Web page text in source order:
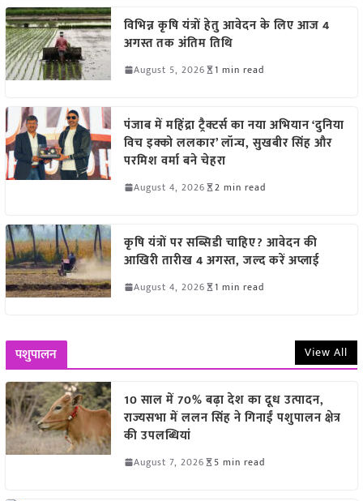
विभिन्न कृषि यंत्रों हेतु आवेदन के लिए आज 4
अगस्त तक अंतिम तिथि
August 5, 2026 1 min read
पंजाब में महिंद्रा ट्रैक्टर्स का नया अभियान ‘दुनिया
विच इक्को ललकार’ लॉन्च, सुखबीर सिंह और
परमिश वर्मा बने चेहरा
August 4, 2026 2 min read
कृषि यंत्रों पर सब्सिडी चाहिए? आवेदन की
आखिरी तारीख 4 अगस्त, जल्द करें अप्लाई
August 4, 2026 1 min read
पशुपालन View All
10 साल में 70% बढ़ा देश का दूध उत्पादन,
राज्यसभा में ललन सिंह ने गिनाईं पशुपालन क्षेत्र
की उपलब्धियां
August 7, 2026 5 min read